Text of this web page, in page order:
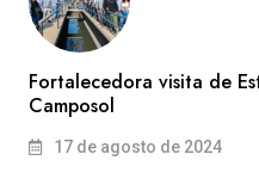
Fortalecedora visita de
Camposol
17 de agosto de 2024